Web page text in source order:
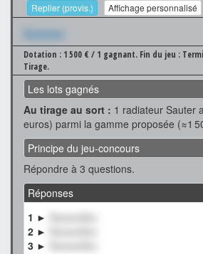
Replier (provis.) Affichage personnalisé
Xxxxxxx
Dotation : 1 500 € / 1 gagnant. Fin du jeu :
Tirage.
Les lots gagnés
Au tirage au sort : 1 radiateur Sauter
euros) parmi la gamme proposée (≈1
Principe du jeu-concours
Répondre à 3 questions.
Réponses
1 ►
2 ►
3 ►